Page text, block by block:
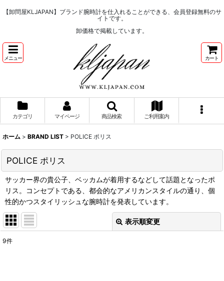
【卸問屋KLJAPAN】ブランド腕時計を仕入れることができる、会員登録無料のサ
イトです。
卸価格で掲載しています。
メニュー カート
カテゴリ マイページ 商品検索 ご利用案内
ホーム > BRAND LIST > POLICE ポリス
POLICE ポリス
サッカー界の貴公子、ベッカムが着用するなどして話題となったポ
リス。コンセプトである、都会的なアメリカンスタイルの通り、個
性的かつスタイリッシュな腕時計を発表しています。
表示順変更
9件